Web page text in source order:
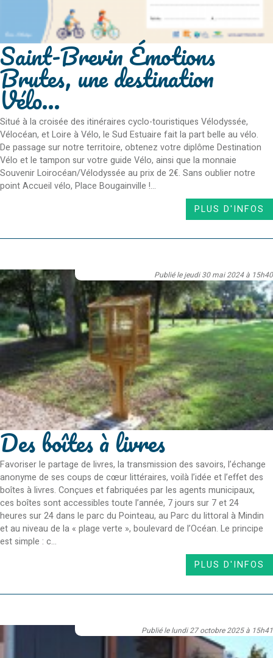
Saint-Brevin Émotions
Brutes, une destination
Vélo...
Situé à la croisée des itinéraires cyclo-touristiques Vélodyssée,
Vélocéan, et Loire à Vélo, le Sud Estuaire fait la part belle au vélo.
De passage sur notre territoire, obtenez votre diplôme Destination
Vélo et le tampon sur votre guide Vélo, ainsi que la monnaie
Souvenir Loirocéan/Vélodyssée au prix de 2€. Sans oublier notre
point Accueil vélo, Place Bougainville !...
PLUS D'INFOS
Des boîtes à livres
Favoriser le partage de livres, la transmission des savoirs, l’échange
anonyme de ses coups de cœur littéraires, voilà l’idée et l’effet des
boîtes à livres. Conçues et fabriquées par les agents municipaux,
ces boîtes sont accessibles toute l’année, 7 jours sur 7 et 24
heures sur 24 dans le parc du Pointeau, au Parc du littoral à Mindin
et au niveau de la « plage verte », boulevard de l’Océan. Le principe
est simple : c...
Publié le jeudi 30 mai 2024 à 15h40
PLUS D'INFOS
Publié le lundi 27 octobre 2025 à 15h41